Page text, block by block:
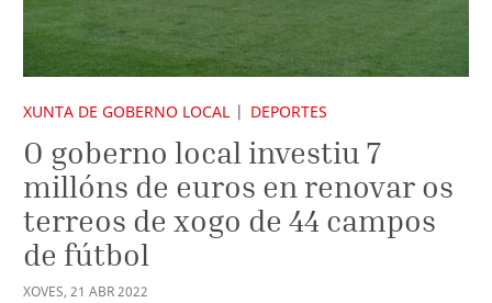
XUNTA DE GOBERNO LOCAL DEPORTES
O goberno local investiu 7
millóns de euros en renovar os
terreos de xogo de 44 campos
de fútbol
XOVES, 21 ABR2022